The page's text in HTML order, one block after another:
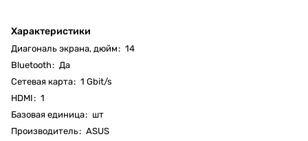
Характеристики
Диагональ экрана, дюйм: 14
Bluetooth: Да
Cетевая карта: 1 Gbit/s
HDMI: 1
Базовая единица: шт
Производитель: ASUS